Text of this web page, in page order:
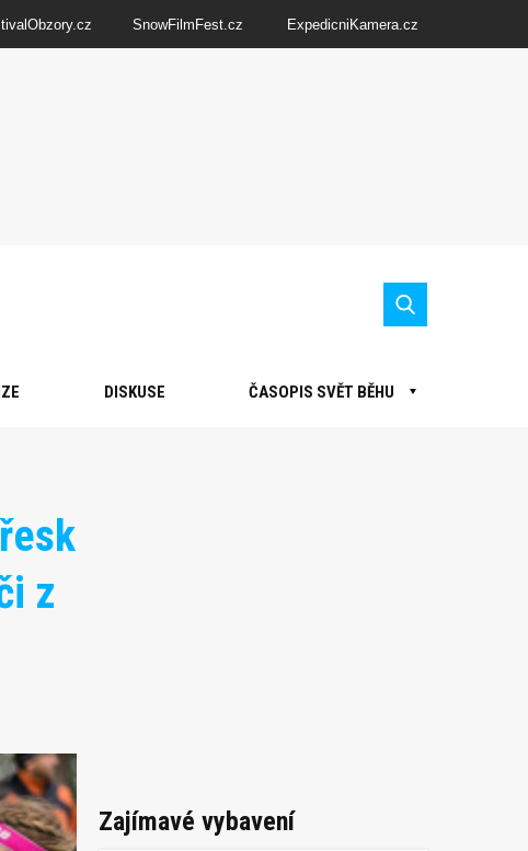
SnowFilmFest.cz ExpedicniKamera.cz
DISKUSE ČASOPIS SVĚT BĚHU
z
Zajímavé vybavení